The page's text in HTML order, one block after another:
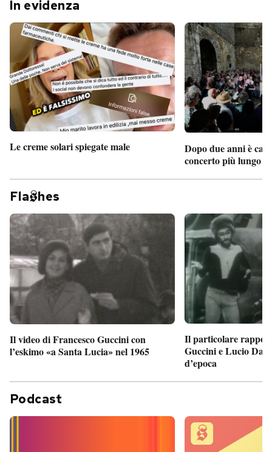
In evidenza
Le creme solari spiegate male
Dopo due anni è
concerto più lungo
Fla hes
Il video di Francesco Guccini con
l’eskimo «a Santa Lucia» nel 1965
Il particolare
Guccini e Lucio
d’epoca
Podcast